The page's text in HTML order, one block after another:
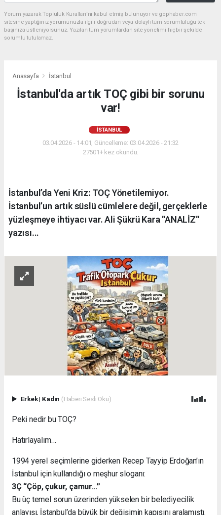
Yorum yazarak Topluluk Kuralları’nı kabul etmiş bulunuyor ve gophaber.com
sitesine yaptığınız yorumunuzla ilgili doğrudan veya dolaylı tüm sorumluluğu tek
başınıza üstleniyorsunuz. Yazılan tüm yorumlardan site yönetimi hiçbir şekilde
sorumlu tutulamaz.
Anasayfa İstanbul
İstanbul'da artık TOÇ gibi bir sorunu
var!
İSTANBUL
03.04.2026 - 14:01, Güncelleme: 03.04.2026 - 21:32
27501+ kez okundu.
İstanbul’da Yeni Kriz: TOÇ Yönetilemiyor.
İstanbul’un artık süslü cümlelere değil, gerçeklerle
yüzleşmeye ihtiyacı var. Ali Şükrü Kara ''ANALİZ''
yazısı...
Erkek| Kadın (Haberi Sesli Oku)
Peki nedir bu TOÇ?
Hatırlayalım…
1994 yerel seçimlerine giderken Recep Tayyip Erdoğan’ın
İstanbul için kullandığı o meşhur sloganı:
3Ç “Çöp, çukur, çamur…”
Bu üç temel sorun üzerinden yükselen bir belediyecilik
anlayışı, İstanbul’da büyük bir değişimin kapısını aralamıştı.